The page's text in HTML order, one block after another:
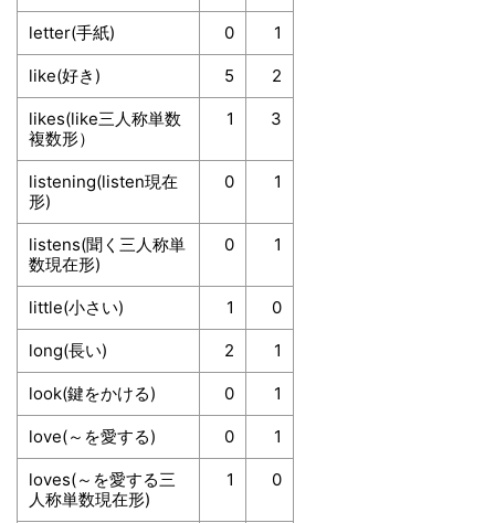
letter(手紙) 0 1
like(好き) 5 2
likes(like三人称単数
複数形）
1 3
listening(listen現在
形)
0 1
listens(聞く三人称単
数現在形)
0 1
little(小さい) 1 0
long(長い) 2 1
look(鍵をかける) 0 1
love(～を愛する) 0 1
loves(～を愛する三
人称単数現在形)
1 0